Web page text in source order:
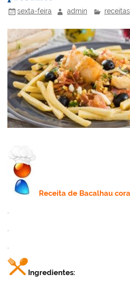
sexta-feira admin receitas
Receitade Bacalhau
.
.
Ingredientes: